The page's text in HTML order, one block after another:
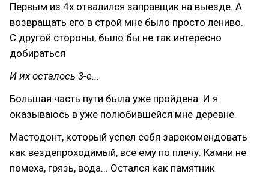
Первым из 4х отвалился заправщик на выезде. А
возвращать его в строй мне было просто лениво.
С другой стороны, было бы не так интересно
добираться
И их осталось 3-е...
Большая часть пути была уже пройдена. И я
оказываюсь в уже полюбившейся мне деревне.
Мастодонт, который успел себя зарекомендовать
как вездепроходимый, всё ему по плечу. Камни не
помеха, грязь, вода... Остался как памятник